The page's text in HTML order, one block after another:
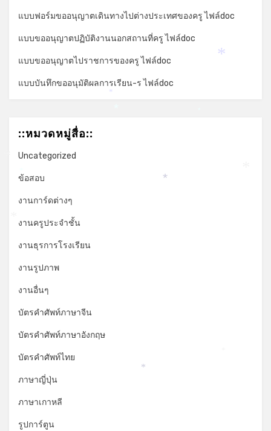
แบบฟอร์มขออนุญาตเดินทางไปต่างประเทศของครู ไฟล์doc
แบบขออนุญาตปฏิบัติงานนอกสถานที่ครู ไฟล์doc
แบบขออนุญาตไปราชการของครู ไฟล์doc
แบบบันทึกขออนุมัติผลการเรียน-ร ไฟล์doc
::หมวดหมู่สื่อ::
Uncategorized
ข้อสอบ
งานการ์ดต่างๆ
งานครูประจำชั้น
งานธุรการโรงเรียน
งานรูปภาพ
งานอื่นๆ
บัตรคำศัพท์ภาษาจีน
บัตรคำศัพท์ภาษาอังกฤษ
บัตรคำศัพท์ไทย
ภาษาญี่ปุ่น
ภาษาเกาหลี
รูปการ์ตูน
*